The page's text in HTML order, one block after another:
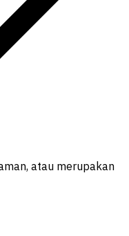
atau merupakan